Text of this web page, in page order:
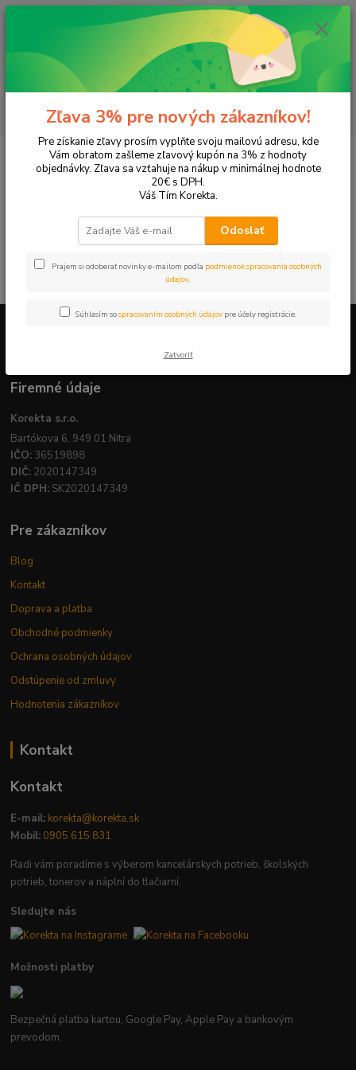
Hľadať
ks
za 0,00 EUR
Tonery a náplne do tlačiarní Hewlett Packard
HP DeskJet
DeskJet F4280
DeskJet F4280
V tejto kategórii nebol nájdený žiadny tovar.
Firemné údaje a informácie
Firemné údaje
Korekta s.r.o.
Bartókova 6, 949 01 Nitra
IČO: 36519898
DIČ: 2020147349
IČ DPH: SK2020147349
Pre zákazníkov
Blog
Kontakt
Doprava a platba
Obchodné podmienky
Ochrana osobných údajov
Odstúpenie od zmluvy
Hodnotenia zákazníkov
Kontakt
Kontakt
E-mail: korekta@korekta.sk
Mobil: 0905 615 831
Radi vám poradíme s výberom kancelárskych potrieb, školských
potrieb, tonerov a náplní do tlačiarní.
Sledujte nás
Možnosti platby
Bezpečná platba kartou, Google Pay, Apple Pay a bankovým
prevodom.
Zľava 3% pre nových zákazníkov!
Pre získanie zľavy prosím vyplňte svoju mailovú adresu, kde
Vám obratom zašleme zľavový kupón na 3% z hodnoty
objednávky. Zľava sa vzťahuje na nákup v minimálnej hodnote
20€ s DPH.
Váš Tím Korekta.
Odoslať
Prajem si odoberať novinky e-mailom podľa podmienok spracovania osobných
údajov.
Súhlasím sospracovaním osobných údajov pre účely registrácie.
Zatvoriť